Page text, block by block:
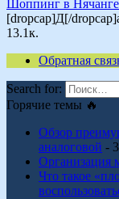
Шоппинг в Нячанге
[dropcap]Д[/
13.1к.
Обратная
Search for:
Горячие темы 🔥
Обзор
аналоговой -
Организация
Что такое